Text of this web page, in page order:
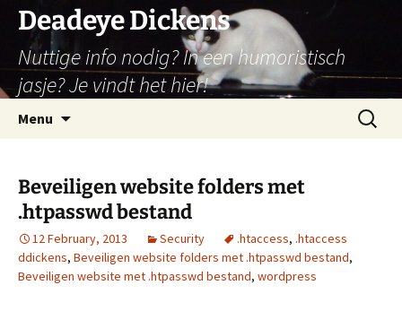
Skip
content
Deadeye Dickens
Nuttige info nodig? In een humoristisch
jasje? Je vindt het hier!
Menu
Search
for:
Beveiligen website folders met
.htpasswd bestand
12 February, 2013 Security .htaccess, .htaccess
ddickens, Beveiligen website folders met .htpasswd bestand,
Beveiligen website met .htpasswd bestand, wordpress